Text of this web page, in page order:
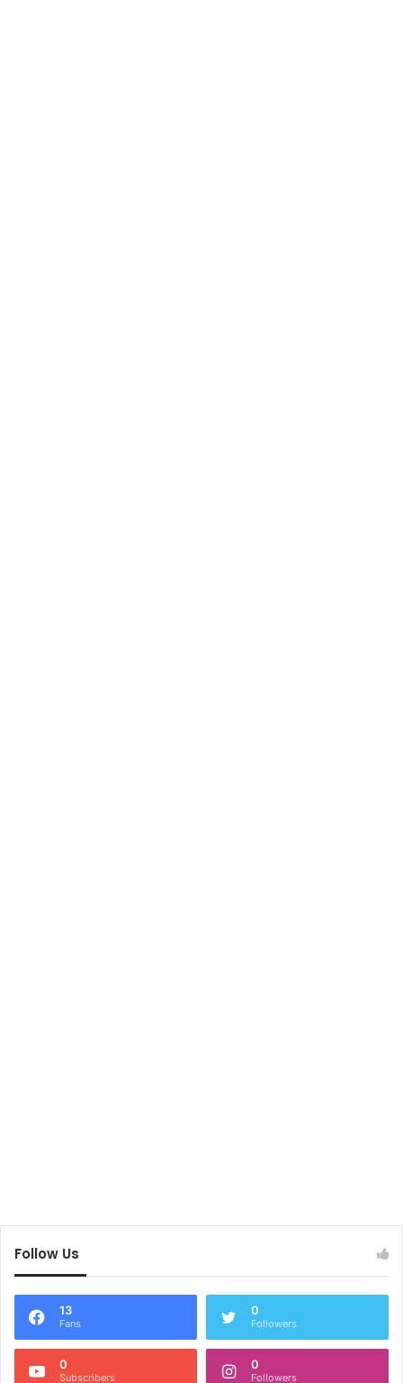
Follow Us
13
Fans
0
Followers
0
Subscribers
0
Followers